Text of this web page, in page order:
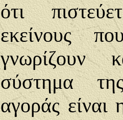
ότι
εκείνους
γνωρίζουν
σύστημα
αγοράς